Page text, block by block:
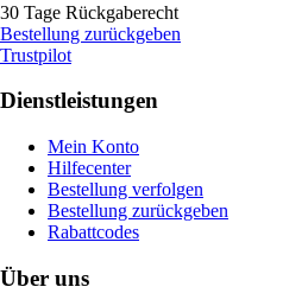
30 Tage Rückgaberecht
Bestellung zurückgeben
Trustpilot
Dienstleistungen
Mein Konto
Hilfecenter
Bestellung verfolgen
Bestellung zurückgeben
Rabattcodes
Über uns